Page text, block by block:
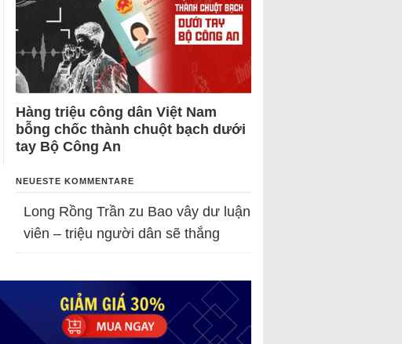
Hàng triệu công dân Việt Nam
bỗng chốc thành chuột bạch dưới
tay Bộ Công An
NEUESTE KOMMENTARE
Long Rồng Trần zu Bao vây dư luận
viên – triệu người dân sẽ thắng